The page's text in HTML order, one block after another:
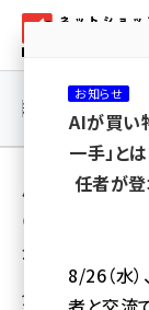
ン
yahoo
連載・特集 |
用語「HiO
の一覧
全 3 記事中 1
食品EC事業者必見
お知らせ
AIが買い
一手」と
任者が
8/26（水